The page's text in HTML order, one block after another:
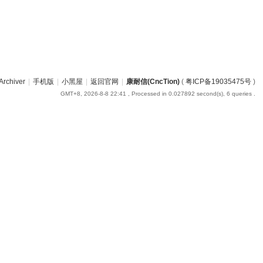
| 手机版 | 小黑屋 | 返回官网 | 康耐信(CncTion)( 粤ICP备19035475号)
GMT+8, 2026-8-8 22:41 , Processed in 0.027892 second(s), 6 queries .